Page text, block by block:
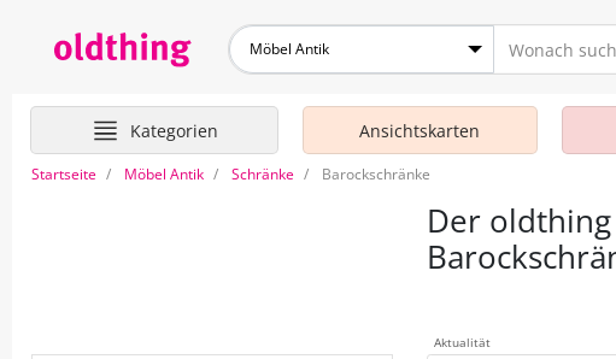
Möbel Antik
Kategorien Ansichtskarten
Startseite Möbel Antik Schränke Barockschränke
Der
Aktualität